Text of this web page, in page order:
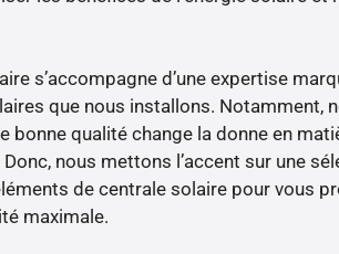
s’accompagne d’une expertise
que nous installons. Notamment,
bonne qualité change la donne en
nous mettons l’accent sur une
de centrale solaire pour vous
maximale.